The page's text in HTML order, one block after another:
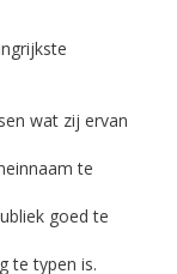
wat zij ervan
te
goed te
te typen is.